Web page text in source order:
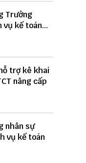
Trưởng
vụ kế toán
trợ kê khai
nâng cấp
nhân sự
vụ kế toán